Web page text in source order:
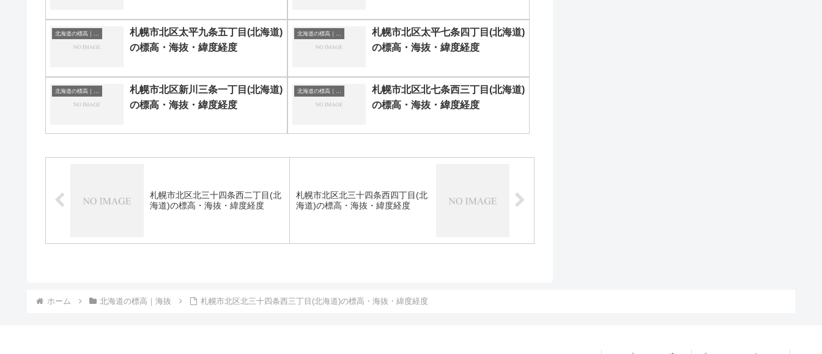
札幌市北区太平九条五丁目(北海道)
の標高・海抜・緯度経度
札幌市北区太平七条四丁目(北海道)
の標高・海抜・緯度経度
札幌市北区新川三条一丁目(北海道)
の標高・海抜・緯度経度
札幌市北区北七条西三丁目(北海道)
の標高・海抜・緯度経度
札幌市北区北三十四条西二丁目(北
海道)の標高・海抜・緯度経度
札幌市北区北三十四条西四丁目(北
海道)の標高・海抜・緯度経度
ホーム 北海道の標高｜海抜 札幌市北区北三十四条西三丁目(北海道)の標高・海抜・緯度経度